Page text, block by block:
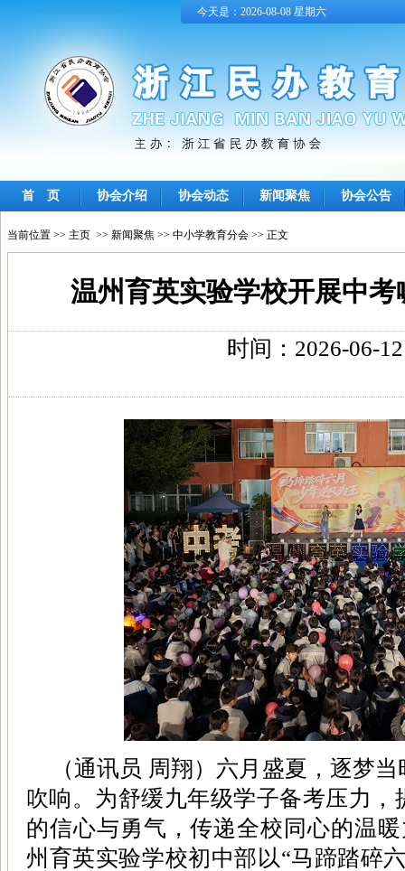
今天是：2026-08-08 星期六
首 页 协会介绍 协会动态 新闻聚焦 协会公告
当前位置 >> 主页 >> 新闻聚焦 >> 中小学教育分会 >> 正文
温州育英实验学校开展中
时间：2026-06-
（通讯员 周翔）六月盛夏，逐梦
吹响。为舒缓九年级学子备考压力
的信心与勇气，传递全校同心的温
州育英实验学校初中部以“马蹄踏碎